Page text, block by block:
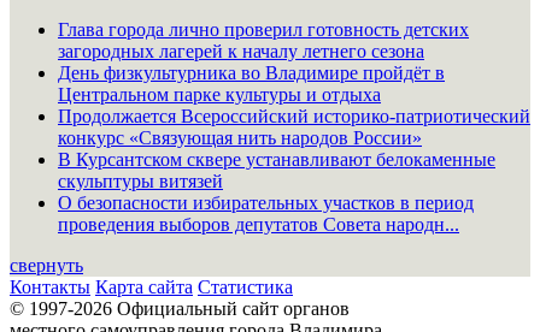
Глава города лично проверил готовность детских
загородных лагерей к началу летнего сезона
День физкультурника во Владимире пройдёт в
Центральном парке культуры и отдыха
Продолжается Всероссийский историко-патриотический
конкурс «Связующая нить народов России»
В Курсантском сквере устанавливают белокаменные
скульптуры витязей
О безопасности избирательных участков в период
проведения выборов депутатов Совета народн...
свернуть
Контакты Карта сайта Статистика
© 1997-2026 Официальный сайт органов